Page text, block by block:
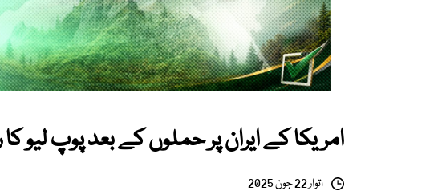
امریکا کے ایران پر حملوں کے بعد پوپ لیو
اتوار 22 جون 2025